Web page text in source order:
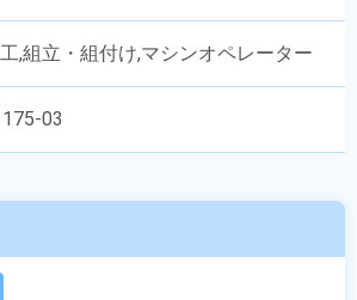
,組立・組付け,マシンオペレーター
03